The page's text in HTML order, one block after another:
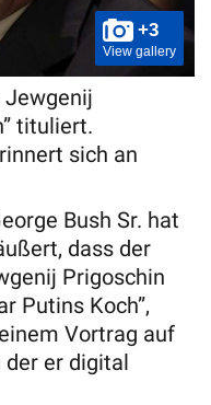
+3
View gallery
Jewgenij
tituliert.
sich an
Bush Sr. hat
dass der
Prigoschin
Putins Koch”,
Vortrag auf
der er digital